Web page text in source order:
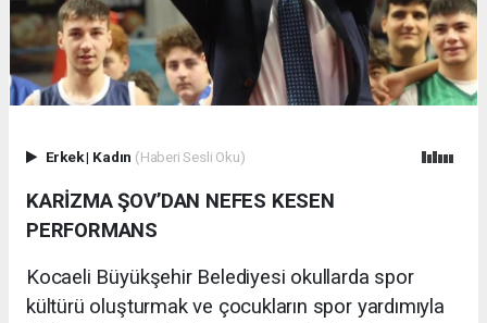
Erkek| Kadın (Haberi Sesli Oku)
KARİZMA ŞOV’DAN NEFES KESEN
PERFORMANS
Kocaeli Büyükşehir Belediyesi okullarda spor
kültürü oluşturmak ve çocukların spor yardımıyla